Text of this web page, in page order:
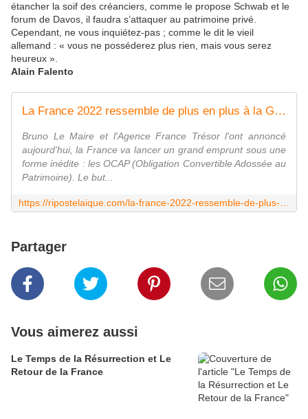
étancher la soif des créanciers, comme le propose Schwab et le
forum de Davos, il faudra s’attaquer au patrimoine privé.
Cependant, ne vous inquiétez-pas ; comme le dit le vieil
allemand : « vous ne posséderez plus rien, mais vous serez
heureux ».
Alain Falento
La France 2022 ressemble de plus en plus à la Grèce 2010
Bruno Le Maire et l'Agence France Trésor l'ont annoncé
aujourd'hui, la France va lancer un grand emprunt sous une
forme inédite : les OCAP (Obligation Convertible Adossée au
Patrimoine). Le but...
Partager
Vous aimerez aussi
Le Temps de la Résurrection et Le
Retour de la France